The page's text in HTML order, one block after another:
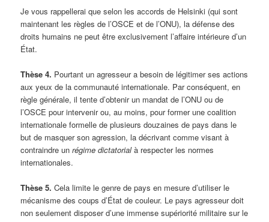
Je vous rappellerai que selon les accords de Helsinki (qui sont
maintenant les règles de l’OSCE et de l’ONU), la défense des
droits humains ne peut être exclusivement l’affaire intérieure d’un
État.
Thèse 4. Pourtant un agresseur a besoin de légitimer ses actions
aux yeux de la communauté internationale. Par conséquent, en
règle générale, il tente d’obtenir un mandat de l’ONU ou de
l’OSCE pour intervenir ou, au moins, pour former une coalition
internationale formelle de plusieurs douzaines de pays dans le
but de masquer son agression, la décrivant comme visant à
contraindre unrégime dictatorialà respecter les normes
internationales.
Thèse 5. Cela limite le genre de pays en mesure d’utiliser le
mécanisme des coups d’État de couleur. Le pays agresseur doit
non seulement disposer d’une immense supériorité militaire sur le